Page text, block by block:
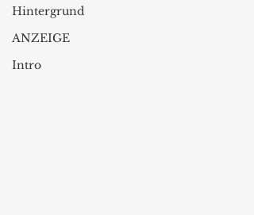
Hintergrund
ANZEIGE
Intro